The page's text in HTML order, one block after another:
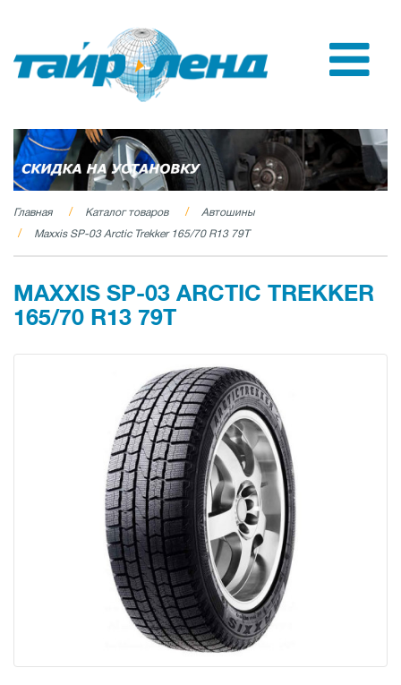
Главная Каталог товаров
Автошины
Maxxis SP-03 Arctic Trekker 165/70 R13 79T
MAXXIS SP-03 ARCTIC TREKKER
165/70 R13 79T